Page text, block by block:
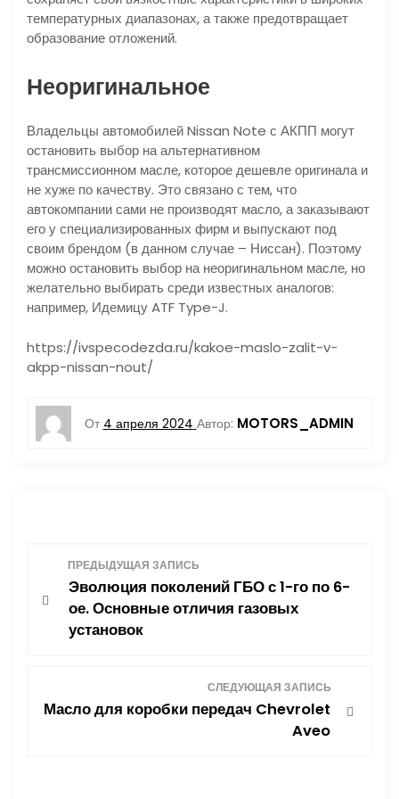
температурных диапазонах, а также предотвращает
образование отложений.
Неоригинальное
Владельцы автомобилей Nissan Note с АКПП могут
остановить выбор на альтернативном
трансмиссионном масле, которое дешевле оригинала и
не хуже по качеству. Это связано с тем, что
автокомпании сами не производят масло, а заказывают
его у специализированных фирм и выпускают под
своим брендом (в данном случае – Ниссан). Поэтому
можно остановить выбор на неоригинальном масле, но
желательно выбирать среди известных аналогов:
например, Идемицу ATF Type-J.
https://ivspecodezda.ru/kakoe-maslo-zalit-v-
akpp-nissan-nout/
От 4 апреля 2024 Автор: MOTORS_ADMIN
ПРЕДЫДУЩАЯ ЗАПИСЬ
Эволюция поколений ГБО с 1-го по 6-
ое. Основные отличия газовых
установок
СЛЕДУЮЩАЯ ЗАПИСЬ
Масло для коробки передач Chevrolet
Aveo